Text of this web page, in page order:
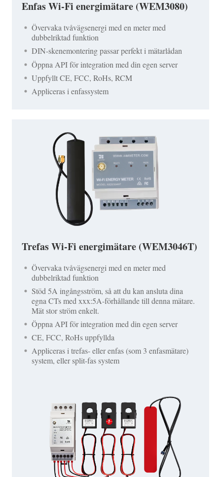
Enfas Wi-Fi energimätare (WEM3080)
Övervaka tvåvägsenergi med en meter med
dubbelriktad funktion
DIN-skenemontering passar perfekt i mätarlådan
Öppna API för integration med din egen server
Uppfyllt CE, FCC, RoHs, RCM
Appliceras i enfassystem
Trefas Wi-Fi energimätare (WEM3046T)
Övervaka tvåvägsenergi med en meter med
dubbelriktad funktion
Stöd 5A ingångsström, så att du kan ansluta dina
egna CTs med xxx:5A-förhållande till denna mätare.
Mät stor ström enkelt.
Öppna API för integration med din egen server
CE, FCC, RoHs uppfyllda
Appliceras i trefas- eller enfas (som 3 enfasmätare)
system, eller split-fas system